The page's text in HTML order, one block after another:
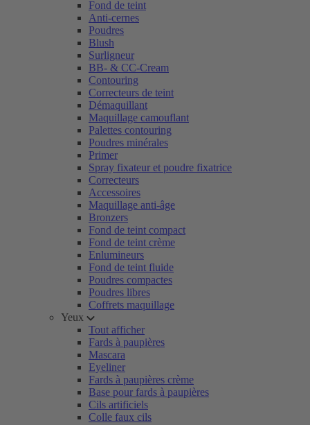
Fond de teint
Anti-cernes
Poudres
Blush
Surligneur
BB- & CC-Cream
Contouring
Correcteurs de teint
Démaquillant
Maquillage camouflant
Palettes contouring
Poudres minérales
Primer
Spray fixateur et poudre fixatrice
Correcteurs
Accessoires
Maquillage anti-âge
Bronzers
Fond de teint compact
Fond de teint crème
Enlumineurs
Fond de teint fluide
Poudres compactes
Poudres libres
Coffrets maquillage
Yeux
Tout afficher
Fards à paupières
Mascara
Eyeliner
Fards à paupières crème
Base pour fards à paupières
Cils artificiels
Colle faux cils